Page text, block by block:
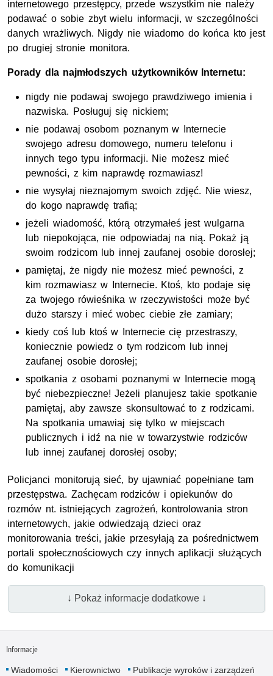
internetowego przestępcy, przede wszystkim nie należy
podawać o sobie zbyt wielu informacji, w szczególności
danych wrażliwych. Nigdy nie wiadomo do końca kto jest
po drugiej stronie monitora.
Porady dla najmłodszych użytkowników Internetu:
nigdy nie podawaj swojego prawdziwego imienia i
nazwiska. Posługuj się nickiem;
nie podawaj osobom poznanym w Internecie
swojego adresu domowego, numeru telefonu i
innych tego typu informacji. Nie możesz mieć
pewności, z kim naprawdę rozmawiasz!
nie wysyłaj nieznajomym swoich zdjęć. Nie wiesz,
do kogo naprawdę trafią;
jeżeli wiadomość, którą otrzymałeś jest wulgarna
lub niepokojąca, nie odpowiadaj na nią. Pokaż ją
swoim rodzicom lub innej zaufanej osobie dorosłej;
pamiętaj, że nigdy nie możesz mieć pewności, z
kim rozmawiasz w Internecie. Ktoś, kto podaje się
za twojego rówieśnika w rzeczywistości może być
dużo starszy i mieć wobec ciebie złe zamiary;
kiedy coś lub ktoś w Internecie cię przestraszy,
koniecznie powiedz o tym rodzicom lub innej
zaufanej osobie dorosłej;
spotkania z osobami poznanymi w Internecie mogą
być niebezpieczne! Jeżeli planujesz takie spotkanie
pamiętaj, aby zawsze skonsultować to z rodzicami.
Na spotkania umawiaj się tylko w miejscach
publicznych i idź na nie w towarzystwie rodziców
lub innej zaufanej dorosłej osoby;
Policjanci monitorują sieć, by ujawniać popełniane tam
przestępstwa. Zachęcam rodziców i opiekunów do
rozmów nt. istniejących zagrożeń, kontrolowania stron
internetowych, jakie odwiedzają dzieci oraz
monitorowania treści, jakie przesyłają za pośrednictwem
portali społecznościowych czy innych aplikacji służących
do komunikacji
↓ Pokaż informacje dodatkowe ↓
Informacje
Wiadomości Kierownictwo
Publikacje wyroków i zarządzeń